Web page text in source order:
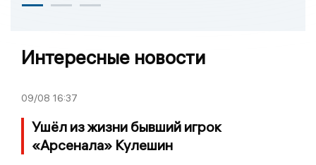
Интересные новости
09/08 16:37
Ушёл из жизни бывший игрок
«Арсенала» Кулешин